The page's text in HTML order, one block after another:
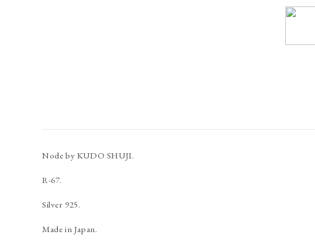
Node by KUDO SHUJI.
R-67.
Silver 925.
Made in Japan.